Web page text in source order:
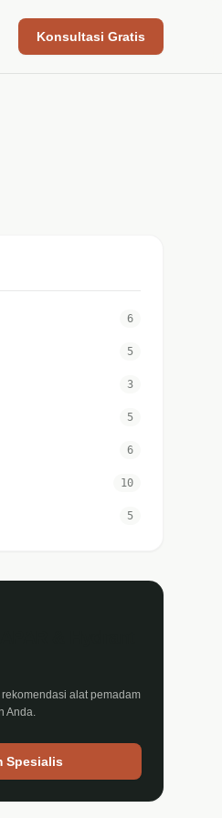
Konsultasi Gratis
6
5
3
5
6
10
5
alat pemadam
Anda.
Spesialis